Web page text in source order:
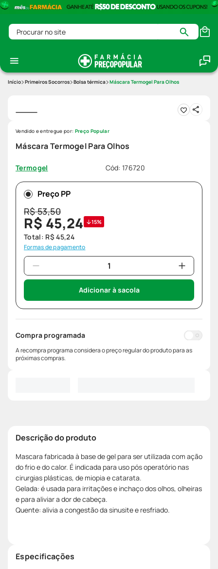
Procurar no site
Primeiros Socorros Bolsa térmica Máscara Termogel Para Olhos
Máscara Termogel Para Olhos
Termogel Cód:176720
Vendido e entregue por: Preço Popular
Preço PP
R$53,50
R$ 45,24 15%
Total: R$ 45,24
Formas de pagamento
Adicionar à sacola
Compra programada
A recompra programa considera o preço regular do produto para as
próximas compras.
Descrição do produto
Mascara fabricada à base de gel para ser utilizada com ação
do frio e do calor. É indicada para uso pós operatório nas
cirurgias plásticas, de miopia e catarata.
Gelada: é usada para irritações e inchaço dos olhos, olheiras
e para aliviar a dor de cabeça.
Quente: alivia a congestão da sinusite e resfriado.
Especificações